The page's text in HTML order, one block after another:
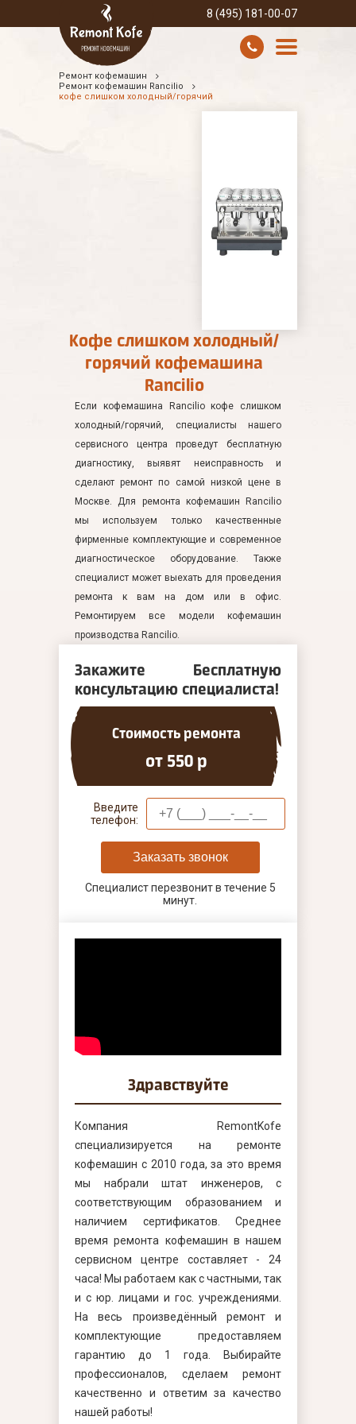
8 (495) 181-00-07
УСЛУГИ И ЦЕНЫ
Ремонт кофемашин
Ремонт кофемашин Rancilio
кофе слишком холодный/горячий
Кофе слишком холодный/
горячий кофемашина
Rancilio
Если кофемашина Rancilio кофе слишком
холодный/горячий, специалисты нашего
сервисного центра проведут бесплатную
диагностику, выявят неисправность и
сделают ремонт по самой низкой цене в
Москве. Для ремонта кофемашин Rancilio
мы используем только качественные
фирменные комплектующие и современное
диагностическое оборудование. Также
специалист может выехать для проведения
ремонта к вам на дом или в офис.
Ремонтируем все модели кофемашин
производства Rancilio.
Закажите Бесплатную
консультацию специалиста!
Стоимость ремонта
от 550 р
Введите
телефон:
Заказать звонок
Специалист перезвонит в течение 5
минут.
Здравствуйте
Компания RemontKofe
специализируется на ремонте
кофемашин с 2010 года, за это время
мы набрали штат инженеров, с
соответствующим образованием и
наличием сертификатов. Среднее
время ремонта кофемашин в нашем
сервисном центре составляет - 24
часа! Мы работаем как с частными, так
и с юр. лицами и гос. учреждениями.
На весь произведённый ремонт и
комплектующие предоставляем
гарантию до 1 года. Выбирайте
профессионалов, сделаем ремонт
качественно и ответим за качество
нашей работы!